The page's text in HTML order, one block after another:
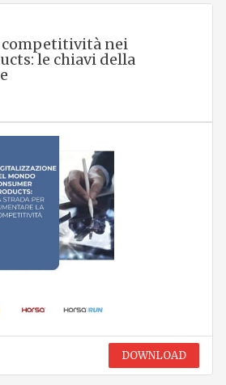
competitività nei
le chiavi della
DOWNLOAD